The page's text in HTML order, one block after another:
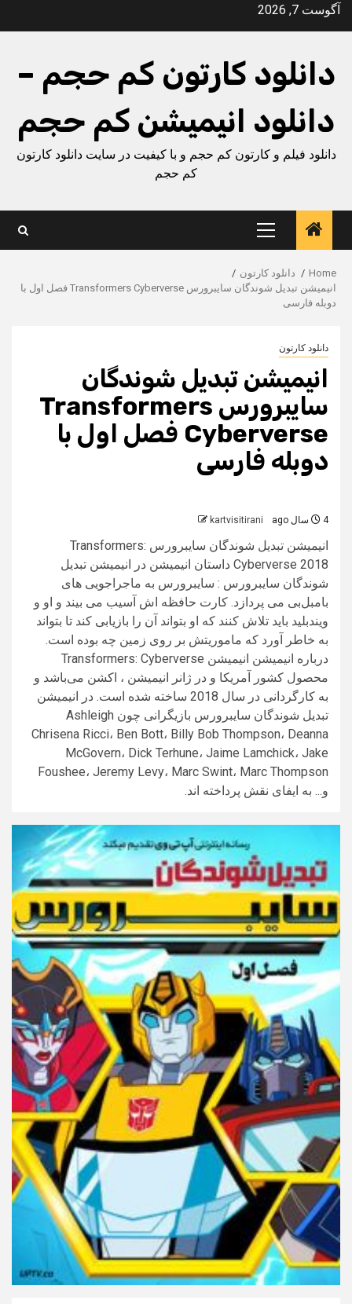
Skipآگوست 7, 2026
دانلود کارتون کم حجم –
دانلود انیمیشن کم حجم
دانلود فیلم و کارتون کم حجم و با کیفیت در سایت دانلود کارتون
کم حجم
Primary
Menu
Home
دانلود کارتون
انیمیشن تبدیل شوندگان سایبرورس Transformers Cyberverse فصل اول با
دوبله فارسی
دانلود کارتون
انیمیشن تبدیل شوندگان
سایبرورس Transformers
Cyberverse فصل اول با
دوبله فارسی
4 سال ago kartvisitirani
انیمیشن تبدیل شوندگان سایبرورس Transformers:
Cyberverse 2018 داستان انیمیشن در انیمیشن تبدیل
شوندگان سایبرورس : سایبرورس به ماجراجویی های
بامبل‌بی می پردازد. کارت حافظه اش آسیب می بیند و او و
ویندبلید باید تلاش کنند که او بتواند آن را بازیابی کند تا بتواند
به خاطر آورد که ماموریتش بر روی زمین چه بوده است.
درباره انیمیشن انیمیشن Transformers: Cyberverse
محصول کشور آمریکا و در ژانر انیمیشن ، اکشن می‌باشد و
به کارگردانی در سال 2018 ساخته شده است. در انیمیشن
تبدیل شوندگان سایبرورس بازیگرانی چون Ashleigh
Chrisena Ricci، Ben Bott، Billy Bob Thompson، Deanna
McGovern، Dick Terhune، Jaime Lamchick، Jake
Foushee، Jeremy Levy، Marc Swint، Marc Thompson
و... به ایفای نقش پرداخته اند.